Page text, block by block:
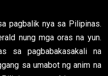
pagbalik nya sa Pilipinas.
nung mga oras na yun.
sa pagbabakasakali na
sa umabot ng anim na